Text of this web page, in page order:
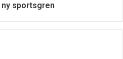
ny sportsgren